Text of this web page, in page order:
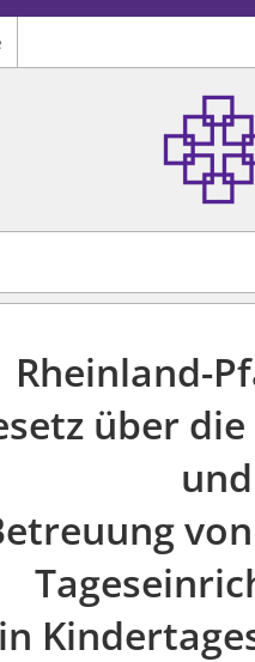
Bsp. Pfarrer*, findet auch:
finden Sie in unserer Hilfe.
Logo Ev.
Rheinland-
über
und